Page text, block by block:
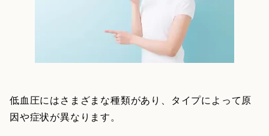
低血圧にはさまざまな種類があり、タイプによって原
因や症状が異なります。